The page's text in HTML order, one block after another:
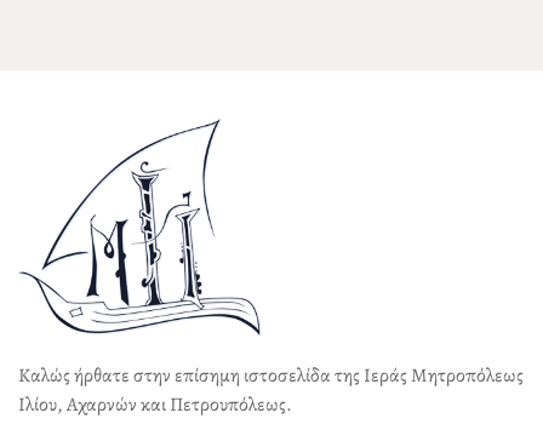
Καλώς ήρθατε στην επίσημη ιστοσελίδα της Ιεράς Μητροπόλεως
Ιλίου, Αχαρνών και Πετρουπόλεως.